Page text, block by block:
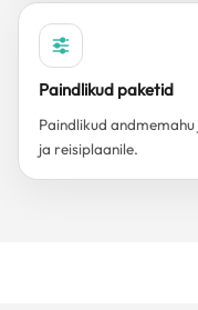
Paindlikud paketid
Paindlikud
ja reisiplaanile.